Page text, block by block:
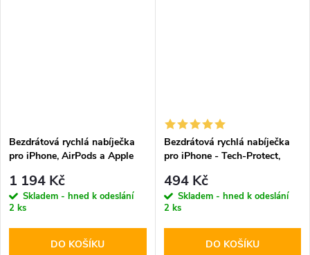
Bezdrátová rychlá nabíječka
pro iPhone, AirPods a Apple
A45 MagSafe Wireless
Charger Black
1 194 Kč
Skladem - hned k odeslání
2 ks
DO KOŠÍKU
Bezdrátová rychlá nabíječka
pro iPhone - Tech-Protect,
Wireless Charger Black
494 Kč
Skladem - hned k odeslání
2 ks
DO KOŠÍKU